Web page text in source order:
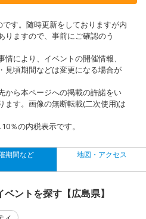
す。随時更新をしておりますが内
りますので、事前にご確認のう
により、イベントの開催情報、
見頃期間などは変更になる場合が
ら本ページへの掲載の許諾をい
ます。画像の無断転載(二次使用)は
％の内税表示です。
期間など 地図・アクセス
ントを探す【広島県】